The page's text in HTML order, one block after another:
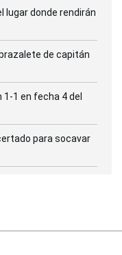
lugar donde rendirán
de capitán
1 en fecha 4 del
para socavar